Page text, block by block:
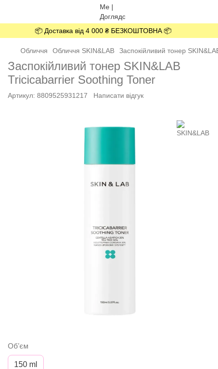
📦 Доставка від 4 000 ₴ БЕЗКОШТОВНА 📦
Обличчя Обличчя SKIN&LAB Заспокійливий тонер
Заспокійливий тонер SKIN&LAB
Tricicabarrier Soothing Toner
Артикул: 8809525931217 Написати відгук
Об'єм
150 ml